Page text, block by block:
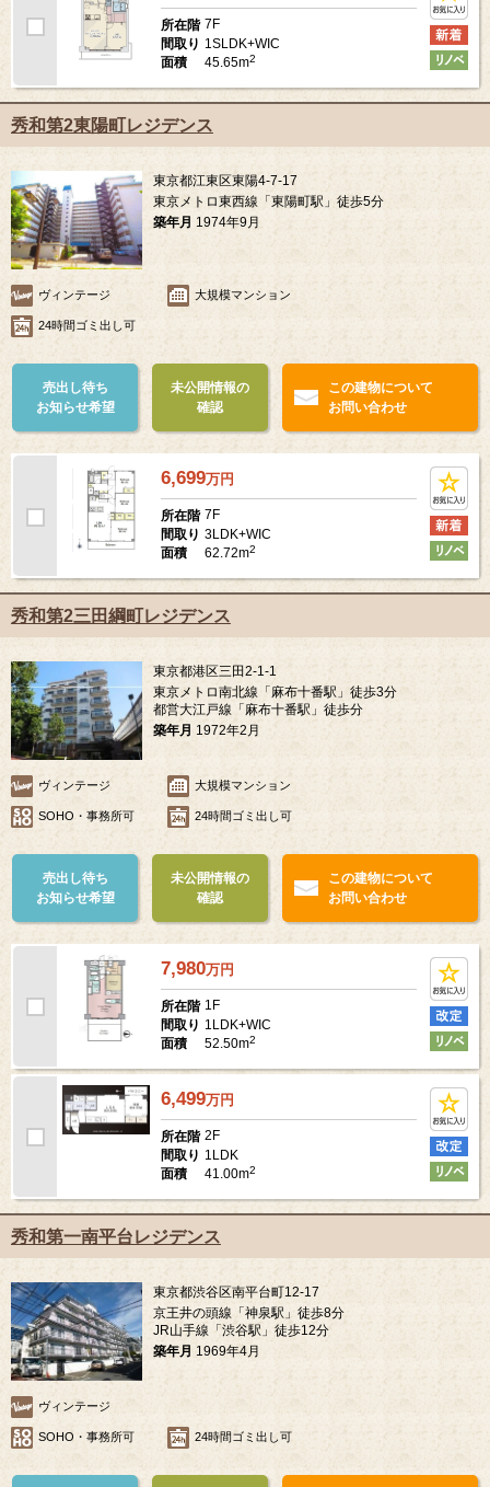
所在階 7F
間取り 1SLDK+WIC
面積
45.65m2
秀和第2東陽町レジデンス
東京都江東区東陽4-7-17
東京メトロ東西線「東陽町駅」徒歩5分
築年月 1974年9月
ヴィンテージ 大規模マンション
24時間ゴミ出し可
売出し待ち
お知らせ希望
未公開情報の
確認
この建物について
お問い合わせ
6,699万円
所在階 7F
間取り 3LDK+WIC
面積
62.72m2
秀和第2三田綱町レジデンス
東京都港区三田2-1-1
東京メトロ南北線「麻布十番駅」徒歩3分
都営大江戸線「麻布十番駅」徒歩分
築年月 1972年2月
ヴィンテージ 大規模マンション
SOHO・事務所可 24時間ゴミ出し可
売出し待ち
お知らせ希望
未公開情報の
確認
この建物について
お問い合わせ
7,980万円
所在階 1F
間取り 1LDK+WIC
面積
52.50m2
6,499万円
所在階 2F
間取り 1LDK
面積
41.00m2
秀和第一南平台レジデンス
東京都渋谷区南平台町12-17
京王井の頭線「神泉駅」徒歩8分
JR山手線「渋谷駅」徒歩12分
築年月 1969年4月
ヴィンテージ
SOHO・事務所可 24時間ゴミ出し可